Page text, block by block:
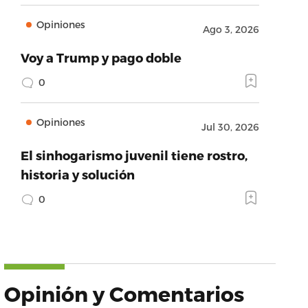
Opiniones Ago 3, 2026
Voy a Trump y pago doble
0
Opiniones Jul 30, 2026
El sinhogarismo juvenil tiene rostro,
historia y solución
0
Opinión y Comentarios